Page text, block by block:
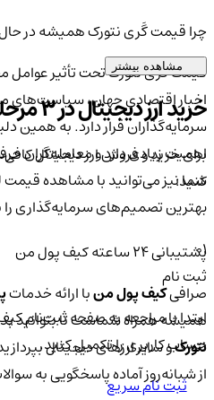
چرا قیمت گَری نتورک همیشه در
قیمت گَری نتورک تحت تأثیر عوامل
اخبار اقتصادی جهان، سیاست‌های
سرمایه‌گذاران قرار دارد. به همین
اهمیت زیادی دارد و معامله‌گران
شما نیز می‌توانید با مشاهده
بهترین تصمیم‌های سرمایه‌گذاری را
پشتیبانی ۲۴ ساعته کیف پول من
صرافیکیف پول منبا ارائه خدمات
همیشه همراه شماست تا بتوانید
نتورکو سایر ارزهای دیجیتال
از شبانه‌روز آماده پاسخگویی به
مشاهده بیشتر
خرید ارز دیجیتال در 3 مرحله ساده
برای خرید و فروش ارز دیجیتال
کنید:
01
ثبت نام
ابتدا با مراجعه به صفحه ثبت‌نام
حساب کاربری را تکمیل کنید.
ثبت نام سریع